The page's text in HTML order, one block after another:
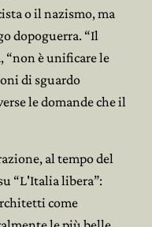
o il nazismo, ma
dopoguerra. “Il
“non è unificare le
di sguardo
le domande che il
al tempo del
“L'Italia libera”:
come